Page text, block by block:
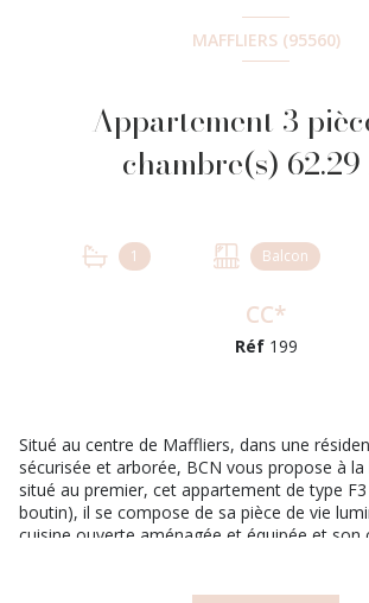
MAFFLIERS (95560)
Appartement 3 pièce(s) 2
1 Balcon
CC*
Réf 199
Situé au centre de Maffliers, dans une
sécurisée et arborée, BCN vous propose à
situé au premier, cet appartement de type
boutin), il se compose de sa pièce de vie
cuisine ouverte aménagée et équipée et son